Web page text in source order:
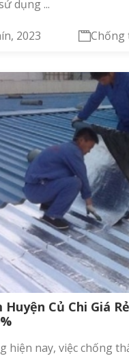
dụng ...
2023 Chống
Huyện Củ Chi Giá
hiện nay, việc chống